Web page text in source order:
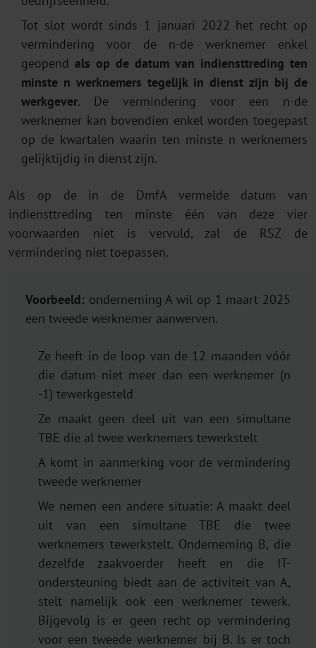
Tot slot wordt sinds 1 januari 2022 het recht op
vermindering voor de n-de werknemer enkel
geopend als op de datum van indiensttreding ten
minste n werknemers tegelijk in dienst zijn bij de
werkgever. De vermindering voor een n-de
werknemer kan bovendien enkel worden toegepast
op de kwartalen waarin ten minste n werknemers
gelijktijdig in dienst zijn.
Als op de in de DmfA vermelde datum van
indiensttreding ten minste één van deze vier
voorwaarden niet is vervuld, zal de RSZ de
vermindering niet toepassen.
Voorbeeld: onderneming A wil op 1 maart 2025
een tweede werknemer aanwerven.
Ze heeft in de loop van de 12 maanden vóór
die datum niet meer dan een werknemer (n
-1) tewerkgesteld
Ze maakt geen deel uit van een simultane
TBE die al twee werknemers tewerkstelt
A komt in aanmerking voor de vermindering
tweede werknemer
We nemen een andere situatie: A maakt deel
uit van een simultane TBE die twee
werknemers tewerkstelt. Onderneming B, die
dezelfde zaakvoerder heeft en die IT-
ondersteuning biedt aan de activiteit van A,
stelt namelijk ook een werknemer tewerk.
Bijgevolg is er geen recht op vermindering
voor een tweede werknemer bij B. Is er toch